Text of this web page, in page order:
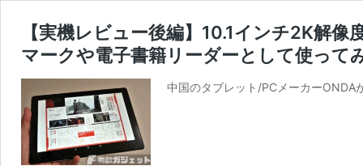
【実機レビュー後編】10.1インチ2K解
マークや電子書籍リーダーとして使って
中国のタブレット/PCメーカー